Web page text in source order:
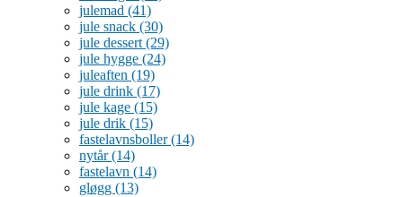
julemad (41)
jule snack (30)
jule dessert (29)
jule hygge (24)
juleaften (19)
jule drink (17)
jule kage (15)
jule drik (15)
fastelavnsboller(14)
nytår(14)
fastelavn (14)
gløgg (13)